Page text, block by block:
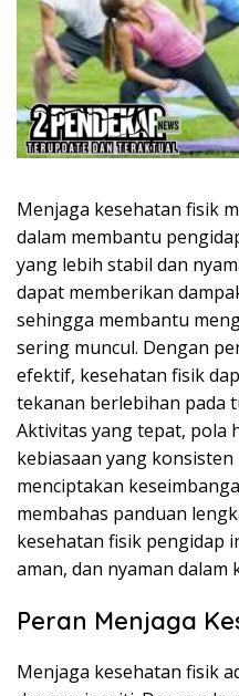
Menjaga kesehatan fisik
dalam membantu
yang lebih stabil dan
dapat memberikan
sehingga membantu
sering muncul. Dengan
efektif, kesehatan fisik
tekanan berlebihan pada
Aktivitas yang tepat, pola
kebiasaan yang
menciptakan
membahas panduan
kesehatan fisik pengidap
aman, dan nyaman
Peran Menjaga
Menjaga kesehatan fisik